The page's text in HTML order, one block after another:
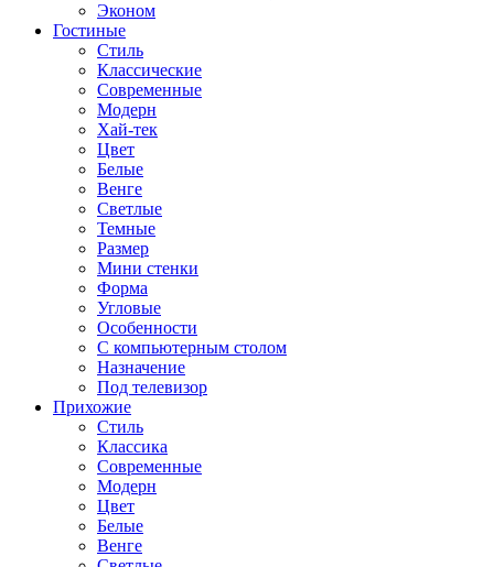
Эконом
Гостиные
Стиль
Классические
Современные
Модерн
Хай-тек
Цвет
Белые
Венге
Светлые
Темные
Размер
Мини стенки
Форма
Угловые
Особенности
С компьютерным столом
Назначение
Под телевизор
Прихожие
Стиль
Классика
Современные
Модерн
Цвет
Белые
Венге